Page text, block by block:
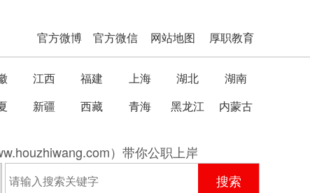
官方微博 官方微信 网站地图 厚职教育
江西 福建 上海 湖北
湖南
新疆 西藏 青海 黑龙江 内蒙古
）带你公职上岸